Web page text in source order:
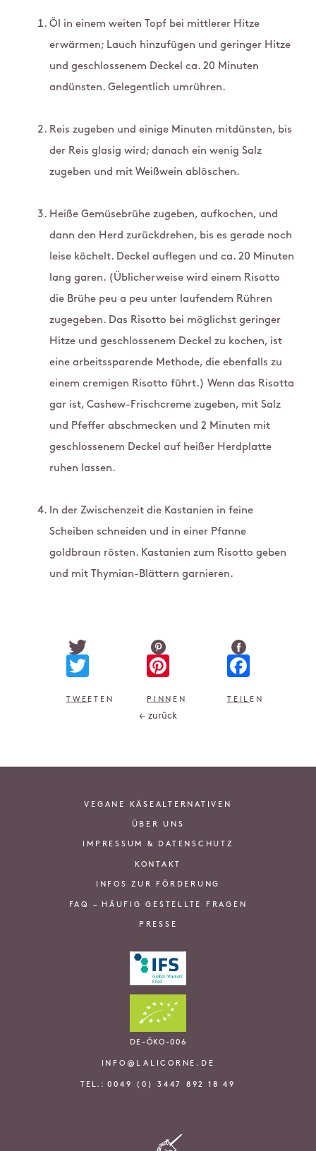
Öl in einem weiten Topf bei mittlerer Hitze
erwärmen; Lauch hinzufügen und geringer Hitze
und geschlossenem Deckel ca. 20 Minuten
andünsten. Gelegentlich umrühren.
Reis zugeben und einige Minuten mitdünsten, bis
der Reis glasig wird; danach ein wenig Salz
zugeben und mit Weißwein ablöschen.
Heiße Gemüsebrühe zugeben, aufkochen, und
dann den Herd zurückdrehen, bis es gerade noch
leise köchelt. Deckel auflegen und ca. 20 Minuten
lang garen. (Üblicherweise wird einem Risotto
die Brühe peu a peu unter laufendem Rühren
zugegeben. Das Risotto bei möglichst geringer
Hitze und geschlossenem Deckel zu kochen, ist
eine arbeitssparende Methode, die ebenfalls zu
einem cremigen Risotto führt.) Wenn das Risotta
gar ist, Cashew-Frischcreme zugeben, mit Salz
und Pfeffer abschmecken und 2 Minuten mit
geschlossenem Deckel auf heißer Herdplatte
ruhen lassen.
In der Zwischenzeit die Kastanien in feine
Scheiben schneiden und in einer Pfanne
goldbraun rösten. Kastanien zum Risotto geben
und mit Thymian-Blättern garnieren.
Twitter
TWEETEN
Pinterest
PINNEN TEILEN
← zurück
VEGANE KÄSEALTERNATIVEN
ÜBER UNS
IMPRESSUM & DATENSCHUTZ
KONTAKT
INFOS ZUR FÖRDERUNG
FAQ – HÄUFIG GESTELLTE FRAGEN
PRESSE
DE-ÖKO-006
INFO@LALICORNE.DE
TEL.:0049 (0) 3447 892 18 49